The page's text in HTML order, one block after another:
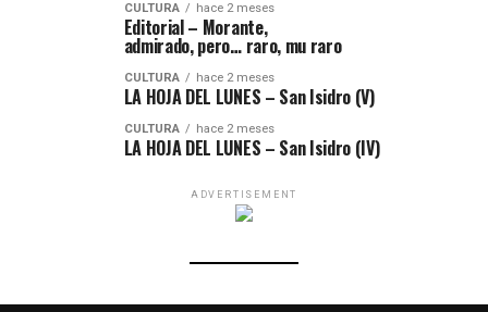
CULTURA hace 2 meses
Editorial – Morante,
admirado, pero… raro, mu raro
CULTURA hace 2 meses
LA HOJA DEL LUNES – San Isidro (V)
CULTURA hace 2 meses
LA HOJA DEL LUNES – San Isidro (IV)
ADVERTISEMENT